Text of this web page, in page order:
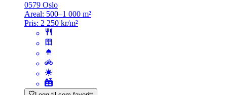
0579 Oslo
Areal: 500–1 000 m²
Pris: 2 250 kr/m²